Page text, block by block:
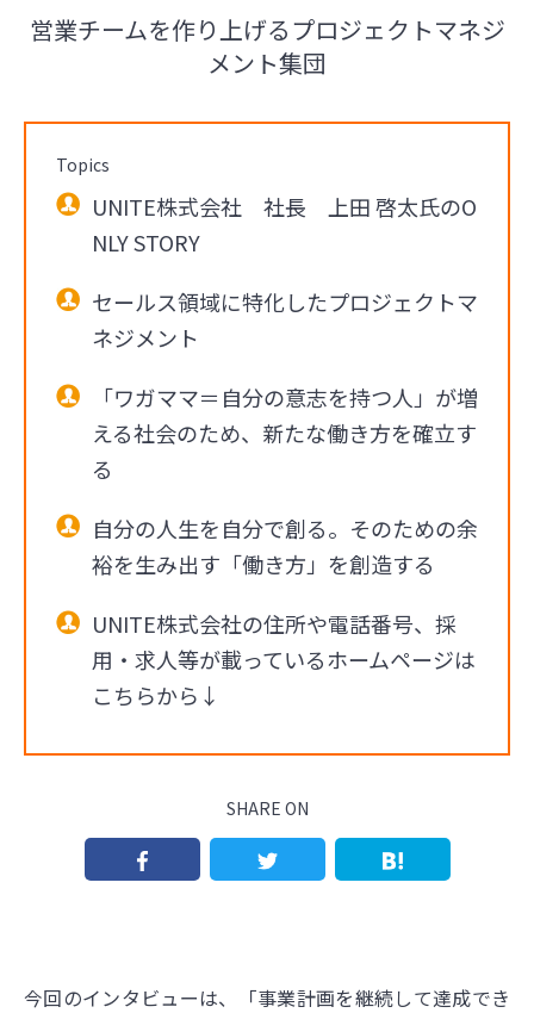
営業チームを作り上げるプロジェクトマネジ
メント集団
Topics
UNITE株式会社 社長 上田 啓太氏のO
NLY STORY
セールス領域に特化したプロジェクトマ
ネジメント
「ワガママ＝自分の意志を持つ人」が増
える社会のため、新たな働き方を確立す
る
自分の人生を自分で創る。そのための余
裕を生み出す「働き方」を創造する
UNITE株式会社の住所や電話番号、採
用・求人等が載っているホームページは
こちらから↓
SHARE ON
今回のインタビューは、「事業計画を継続して達成でき